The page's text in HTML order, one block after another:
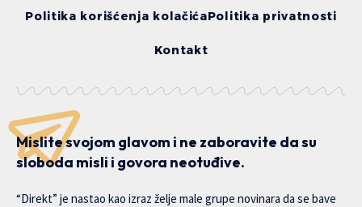
Politika korišćenja kolačićaPolitika privatnosti
Kontakt
Mislite svojom glavom i ne zaboravite da su
sloboda misli i govora neotuđive.
“Direkt” je nastao kao izraz želje male grupe novinara da se bave